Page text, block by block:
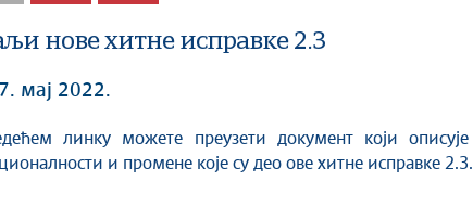
нове хитне исправке 2.3
мај 2022.
и промене које су део ове хитне исправке 2.3.